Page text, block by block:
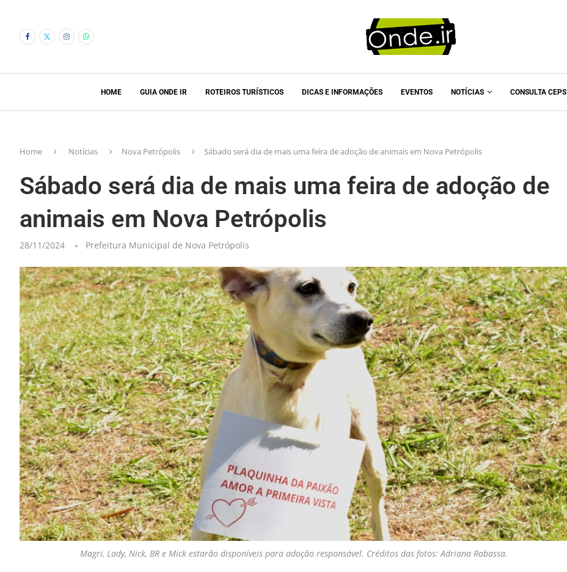
HOME GUIA ONDE IR ROTEIROS TURÍSTICOS DICAS E INFORMAÇÕES EVENTOS NOTÍCIAS CONSULTA CEPS
Home Notícias Nova Petrópolis Sábado será dia de mais uma feira de adoção de animais em Nova Petrópolis
Sábado será dia de mais uma feira de adoção de
animais em Nova Petrópolis
28/11/2024 Prefeitura Municipal de Nova Petrópolis
Magri, Lady, Nick, BR e Mick estarão disponíveis para adoção responsável. Créditos das fotos: Adriana Rabassa.